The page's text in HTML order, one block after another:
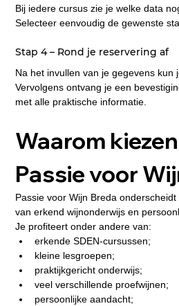
Bij iedere cursus zie je welke data
Selecteer eenvoudig de gewenste
Stap 4 – Rond je reservering af
Na het invullen van je gegevens kun
Vervolgens ontvang je een
met alle praktische informatie.
Waarom
Passie voor
Passie voor Wijn Breda
van erkend wijnonderwijs en
Je profiteert onder andere van:
erkende SDEN-cursussen;
kleine lesgroepen;
praktijkgericht onderwijs;
veel verschillende proefwijnen;
persoonlijke aandacht;